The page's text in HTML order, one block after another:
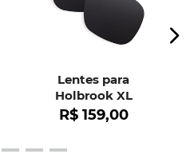
Lentes para
Holbrook XL
R$ 159,00